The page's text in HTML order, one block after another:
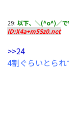
29: 以下、＼(^o^)／で
ID:X4a+m5Sz0.net
>>24
4割ぐらいとら